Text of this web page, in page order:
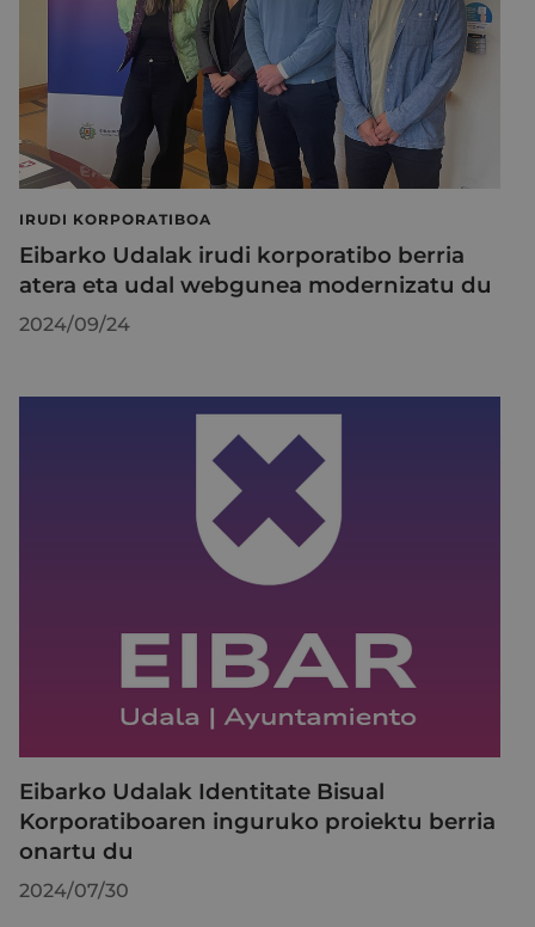
IRUDI KORPORATIBOA
Eibarko Udalak irudi korporatibo berria
atera eta udal webgunea modernizatu du
2024/09/24
Eibarko Udalak Identitate Bisual
Korporatiboaren inguruko proiektu berria
onartu du
2024/07/30